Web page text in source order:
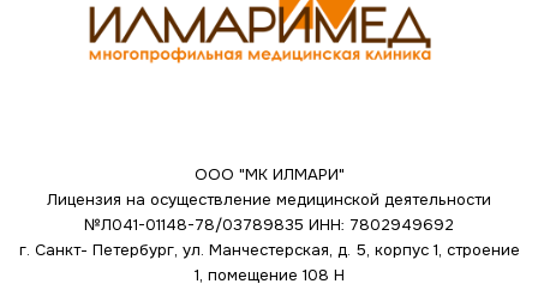
ООО "МК ИЛМАРИ"
Лицензия на осуществление медицинской деятельности
№Л041-01148-78/03789835 ИНН: 7802949692
г. Санкт- Петербург, ул. Манчестерская, д. 5, корпус 1, строение
1, помещение 108 Н